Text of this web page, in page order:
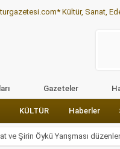
Kültür, Sanat,
Gazeteler
KÜLTÜR Haberler
ve Şirin Öykü Yarışması